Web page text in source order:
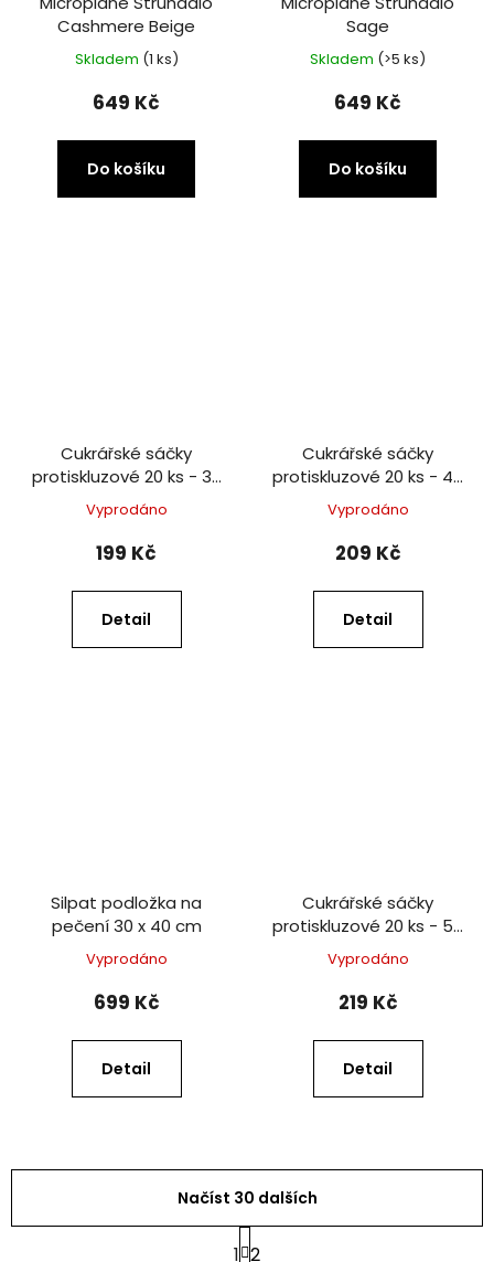
Cashmere Beige
Skladem (1 ks)
649 Kč
Do košíku
Sage
Skladem (>5 ks)
649 Kč
Do košíku
Cukrářské sáčky
protiskluzové 20 ks - 30
cm
Vyprodáno
199 Kč
Detail
Cukrářské sáčky
protiskluzové 20 ks - 40
cm
Vyprodáno
209 Kč
Detail
Silpat podložka na
pečení 30 x 40 cm
Vyprodáno
699 Kč
Detail
Cukrářské sáčky
protiskluzové 20 ks - 55
cm
Vyprodáno
219 Kč
Detail
Načíst 30 dalších
S
1 2